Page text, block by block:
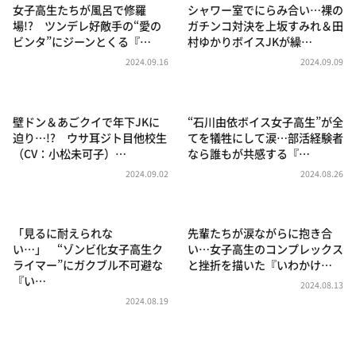
news おかえり
河合＆A.B.C-Z塚田×福井アナ「なんでやねん！？」
（news おかえり）
朝だ！生です旅サラダ
教えて！ニュースライブ 正義のミカタ
ポツンと一軒家
ザキ山小屋本館
ぺこぱのまるスポ
女子高生たちが風呂で修羅
場!? ツンデレ好敵手の“愛の
ビンタ”にジーンとくる『…
2024.09.16
シャワー室でにらみ合い…裸の
ガチンコ対決を上坂すみれ＆田
村ゆかりボイスJKが繰…
2024.09.09
壁ドン＆あごクイで年下JKに
迫り…!? ウサ耳ジト目他校生
（CV：小松未可子）…
2024.09.02
“石川由依ボイス女子高生”が全
てを犠牲にして涙…部活経験者
なら誰もが共感する『…
2024.08.26
「見るに耐えられな
い…」 “ゾンビ化女子高生ク
ライマー”にガクブル不可避な
『い…
2024.08.19
先輩たちが涙ながらに抱き合
い…女子高生のコンプレックス
と挫折を描いた『いわかけ…
2024.08.13